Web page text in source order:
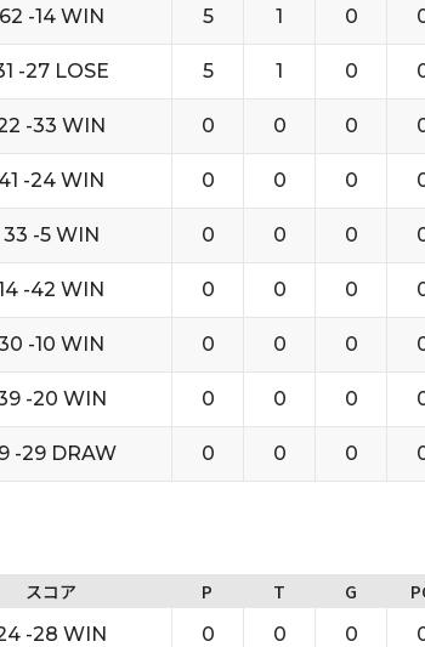
62 -14 WIN 5 1 0
-27 LOSE 5 1 0
-33 WIN 0 0 0
41 -24 WIN 0 0 0
33 -5 WIN 0 0 0
-42 WIN 0 0 0
-10 WIN 0 0 0
-20 WIN 0 0 0
-29 DRAW 0 0 0
スコア P T G
-28 WIN 0 0 0